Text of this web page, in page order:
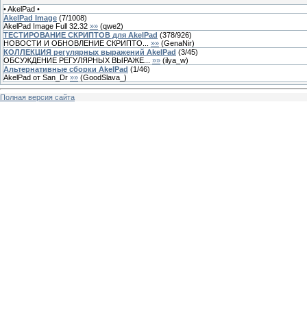
• AkelPad •
AkelPad Image (7/1008)
AkelPad Image Full 32.32 »» (qwe2)
ТЕСТИРОВАНИЕ СКРИПТОВ для AkelPad (378/926)
НОВОСТИ И ОБНОВЛЕНИЕ СКРИПТО...
»» (GenaNir)
КОЛЛЕКЦИЯ регулярных выражений AkelPad (3/45)
ОБСУЖДЕНИЕ РЕГУЛЯРНЫХ ВЫРАЖЕ...
»» (ilya_w)
Альтернативные сборки AkelPad (1/46)
AkelPad от San_Dr »» (GoodSlava_ )
Полная версия сайта